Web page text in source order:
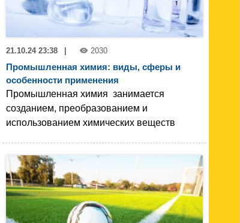
21.10.24 23:38 | 2030
Промышленная химия: виды, сферы и
особенности применения
Промышленная химия занимается
созданием, преобразованием и
использованием химических веществ